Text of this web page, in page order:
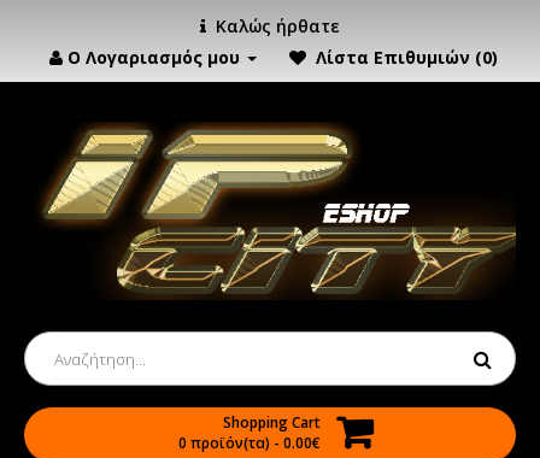
Καλώς ήρθατε
Ο Λογαριασμός μου
Λίστα Επιθυμιών (0)
Shopping Cart
0 προϊόν(τα) - 0.00€